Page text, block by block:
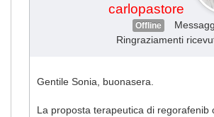
carlopastore
Offline
Ringraziamenti
Gentile Sonia, buonasera.
La proposta terapeutica di regorafenib